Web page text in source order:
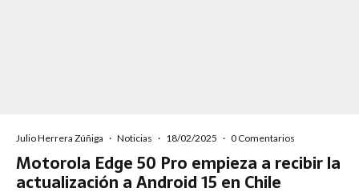
Julio Herrera Zúñiga · Noticias · 18/02/2025 · 0 Comentarios
Motorola Edge 50 Pro empieza a recibir la
actualización a Android 15 en Chile